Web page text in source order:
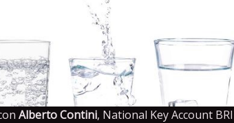
Alberto Contini, National Key Account